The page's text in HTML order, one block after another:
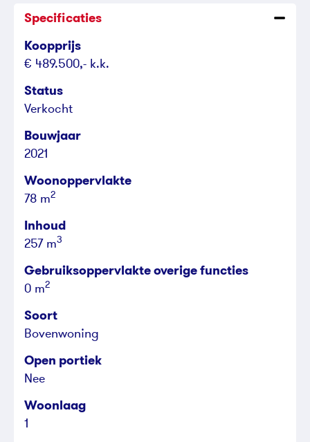
Specificaties
Koopprijs
€ 489.500,- k.k.
Status
Verkocht
Bouwjaar
2021
Woonoppervlakte
78 m2
Inhoud
257 m3
Gebruiksoppervlakte overige functies
0 m2
Soort
Bovenwoning
Open portiek
Nee
Woonlaag
1